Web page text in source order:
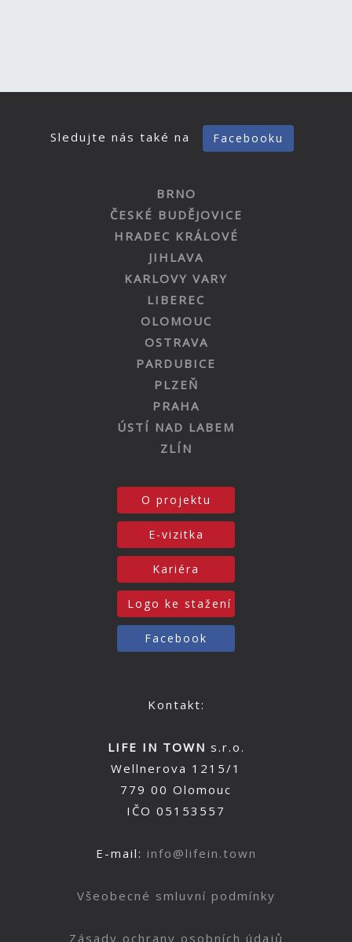
Sledujte nás také na Facebooku
BRNO
ČESKÉ BUDĚJOVICE
HRADEC KRÁLOVÉ
JIHLAVA
KARLOVY VARY
LIBEREC
OLOMOUC
OSTRAVA
PARDUBICE
PLZEŇ
PRAHA
ÚSTÍ NAD LABEM
ZLÍN
O projektu
E-vizitka
Kariéra
Logo ke stažení
Facebook
Kontakt:
LIFE IN TOWN s.r.o.
Wellnerova 1215/1
779 00 Olomouc
IČO 05153557
E-mail: info@lifein.town
Všeobecné smluvní podmínky
Zásady ochrany osobních údajů